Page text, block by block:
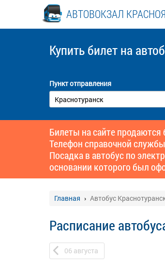
АВТОВОКЗАЛ
Купить билет на
Пункт отправления
Билеты на сайте продаются
Телефон справочной
Посадка в автобус по
основании которого был
Главная Автобус
Расписание
06 августа